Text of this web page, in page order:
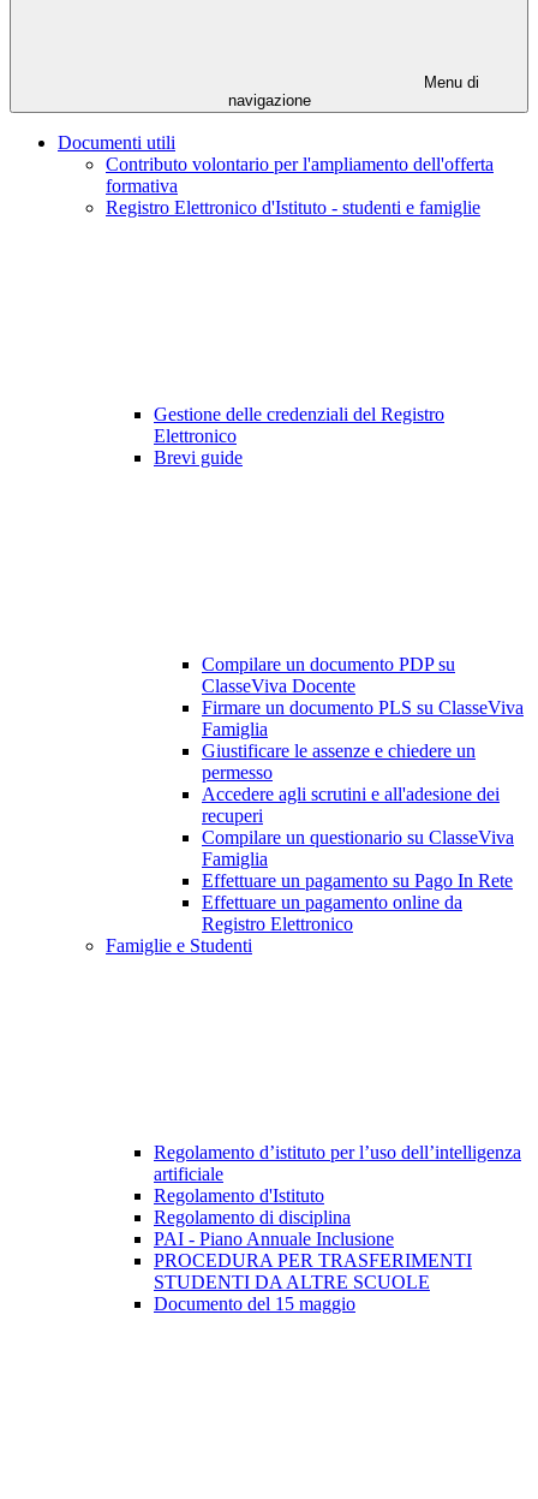
Menu di
navigazione
Documenti utili
Contributo volontario per l'ampliamento dell'offerta
formativa
Registro Elettronico d'Istituto - studenti e famiglie
Gestione delle credenziali del Registro
Elettronico
Brevi guide
Compilare un documento PDP su
ClasseViva Docente
Firmare un documento PLS su ClasseViva
Famiglia
Giustificare le assenze e chiedere un
permesso
Accedere agli scrutini e all'adesione dei
recuperi
Compilare un questionario su ClasseViva
Famiglia
Effettuare un pagamento su Pago In Rete
Effettuare un pagamento online da
Registro Elettronico
Famiglie e Studenti
Regolamento d’istituto per l’uso dell’intelligenza
artificiale
Regolamento d'Istituto
Regolamento di disciplina
PAI - Piano Annuale Inclusione
PROCEDURA PER TRASFERIMENTI
STUDENTI DA ALTRE SCUOLE
Documento del 15 maggio